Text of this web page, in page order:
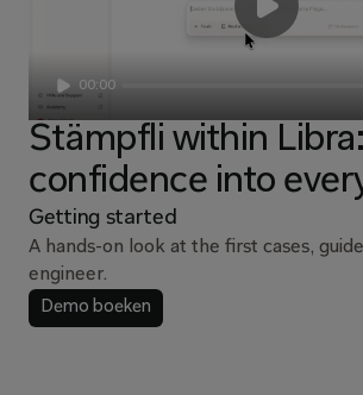
00:00
Stämpfli within
confidence into
Getting started
A hands-on look at the first cases,
engineer.
Demo boeken